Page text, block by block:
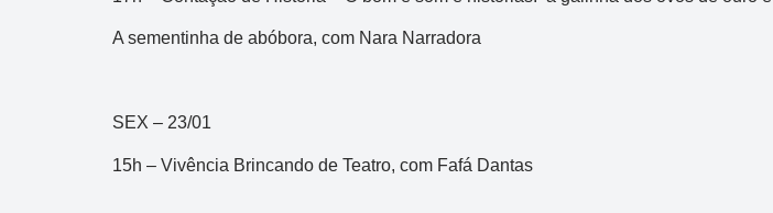
A sementinha de abóbora, com Nara Narradora
SEX – 23/01
15h – Vivência Brincando de Teatro, com Fafá Dantas